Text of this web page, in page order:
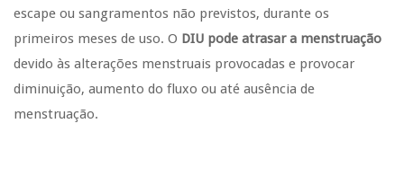
escape ou sangramentos não previstos, durante os
primeiros meses de uso. O DIU pode atrasar a menstruação
devido às alterações menstruais provocadas e provocar
diminuição, aumento do fluxo ou até ausência de
menstruação.